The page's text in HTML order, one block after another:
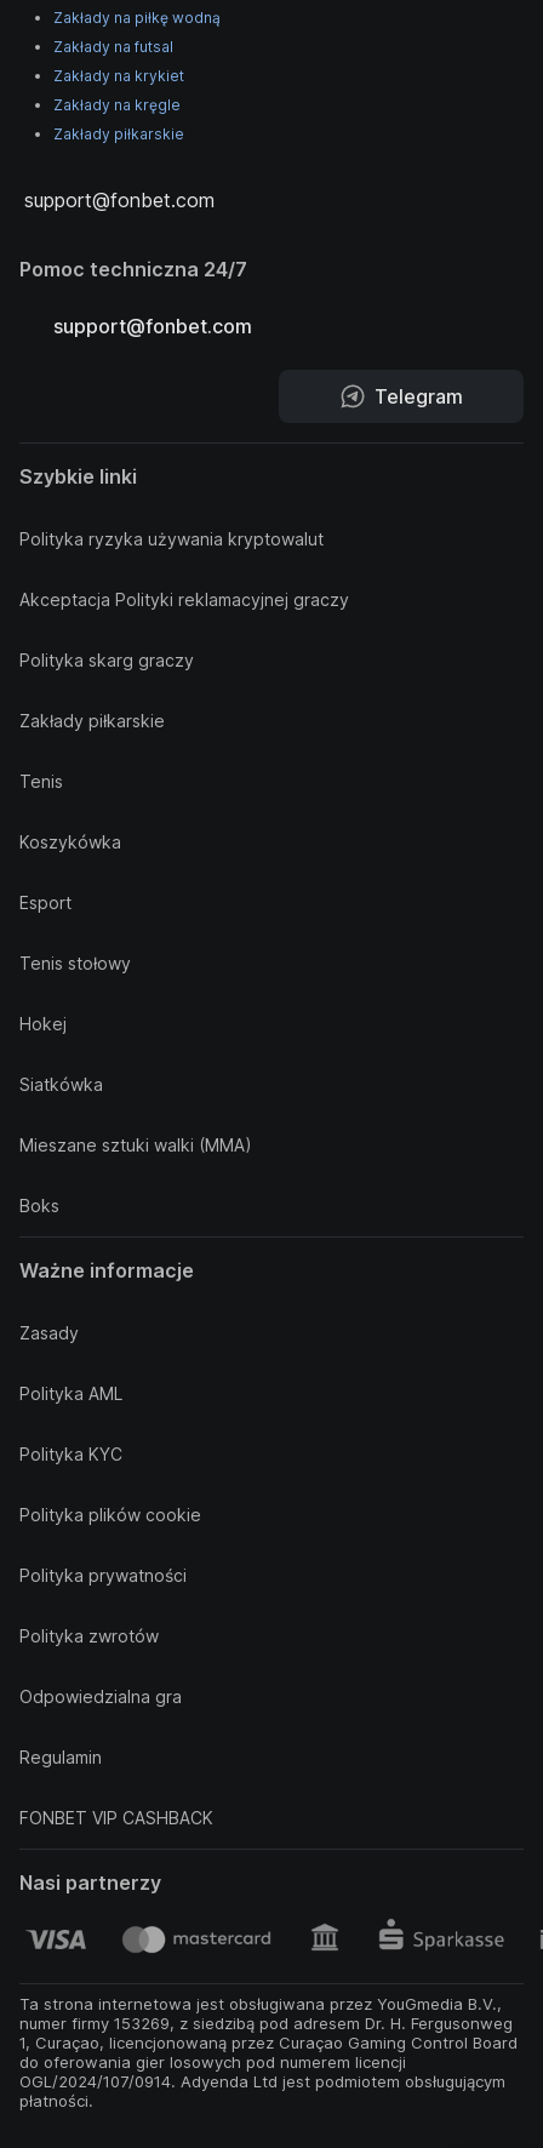
Zakłady na piłkę wodną
Zakłady na futsal
Zakłady na krykiet
Zakłady na kręgle
Zakłady piłkarskie
support@fonbet.com
Pomoc techniczna 24/7
support@fonbet.com
Telegram
Szybkie linki
Polityka ryzyka używania kryptowalut
Akceptacja Polityki reklamacyjnej graczy
Polityka skarg graczy
Zakłady piłkarskie
Tenis
Koszykówka
Esport
Tenis stołowy
Hokej
Siatkówka
Mieszane sztuki walki (MMA)
Boks
Ważne informacje
Zasady
Polityka AML
Polityka KYC
Polityka plików cookie
Polityka prywatności
Polityka zwrotów
Odpowiedzialna gra
Regulamin
FONBET VIP CASHBACK
Nasi partnerzy
Ta strona internetowa jest obsługiwana przez YouGmedia B.V.,
numer firmy 153269, z siedzibą pod adresem Dr. H. Fergusonweg
1, Curaçao, licencjonowaną przez Curaçao Gaming Control Board
do oferowania gier losowych pod numerem licencji
OGL/2024/107/0914. Adyenda Ltd jest podmiotem obsługującym
płatności.